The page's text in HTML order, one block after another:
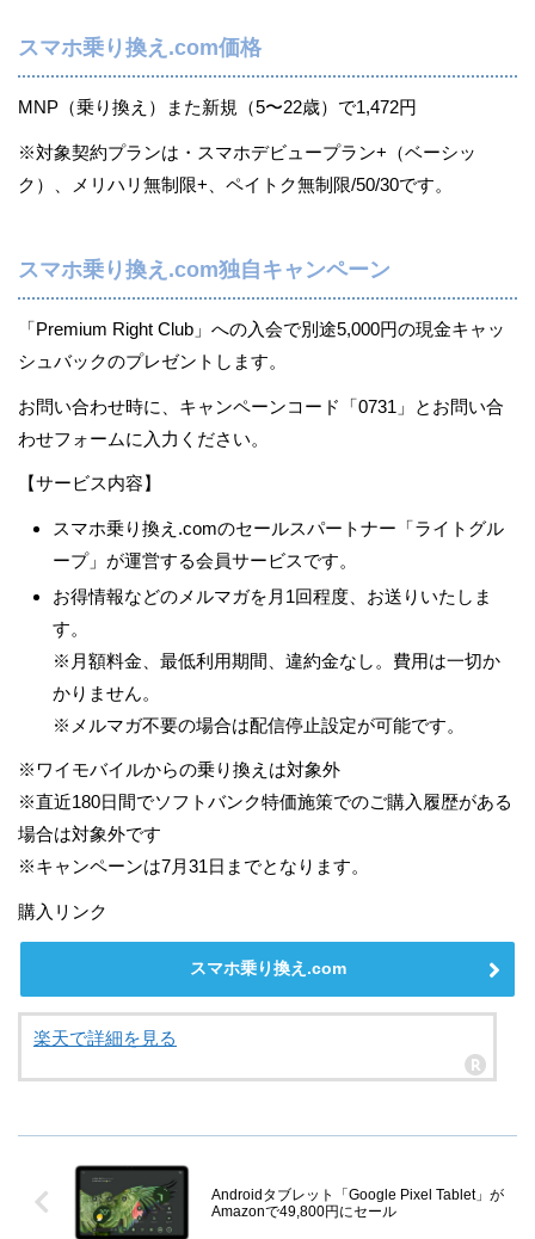
スマホ乗り換え.com価格
MNP（乗り換え）また新規（5〜22歳）で1,472円
※対象契約プランは・スマホデビュープラン+（ベーシッ
ク）、メリハリ無制限+、ペイトク無制限/50/30です。
スマホ乗り換え.com独自キャンペーン
「Premium Right Club」への入会で別途5,000円の現金キャッ
シュバックのプレゼントします。
お問い合わせ時に、キャンペーンコード「0731」とお問い合
わせフォームに入力ください。
【サービス内容】
スマホ乗り換え.comのセールスパートナー「ライトグル
ープ」が運営する会員サービスです。
お得情報などのメルマガを月1回程度、お送りいたしま
す。
※月額料金、最低利用期間、違約金なし。費用は一切か
かりません。
※メルマガ不要の場合は配信停止設定が可能です。
※ワイモバイルからの乗り換えは対象外
※直近180日間でソフトバンク特価施策でのご購入履歴がある
場合は対象外です
※キャンペーンは7月31日までとなります。
購入リンク
スマホ乗り換え.com
楽天で詳細を見る
Androidタブレット「Google Pixel Tablet」が
Amazonで49,800円にセール